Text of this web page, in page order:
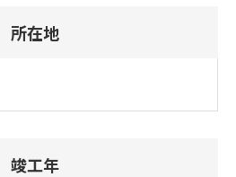
所在地
竣工年